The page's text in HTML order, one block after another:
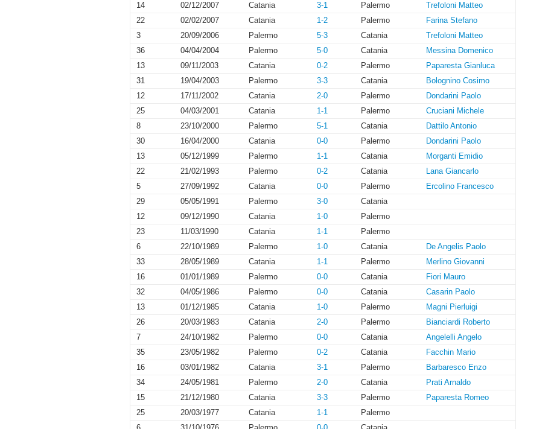
14
02/12/2007 Catania 3-1 Palermo
Trefoloni Matteo
22
02/02/2007 Catania 1-2 Palermo
Farina Stefano
3
20/09/2006 Palermo 5-3 Catania
Trefoloni Matteo
36
04/04/2004 Palermo 5-0 Catania
Messina Domenico
13
09/11/2003 Catania 0-2 Palermo
Paparesta Gianluca
31
19/04/2003 Palermo 3-3 Catania
Bolognino Cosimo
12
17/11/2002 Catania 2-0 Palermo
Dondarini Paolo
25
04/03/2001 Catania 1-1 Palermo
Cruciani Michele
8
23/10/2000 Palermo 5-1 Catania
Dattilo Antonio
30
16/04/2000 Catania 0-0 Palermo
Dondarini Paolo
13
05/12/1999 Palermo 1-1 Catania
Morganti Emidio
22
21/02/1993 Palermo 0-2 Catania
Lana Giancarlo
5
27/09/1992 Catania 0-0 Palermo
Ercolino Francesco
29
05/05/1991 Palermo 3-0
Catania
12
09/12/1990 Catania 1-0
Palermo
23
11/03/1990 Catania 1-1
Palermo
6
22/10/1989 Palermo 1-0 Catania
De Angelis Paolo
33
28/05/1989 Catania 1-1 Palermo
Merlino Giovanni
16
01/01/1989 Palermo 0-0 Catania
Fiori Mauro
32
04/05/1986 Palermo 0-0 Catania
Casarin Paolo
13
01/12/1985 Catania 1-0 Palermo
Magni Pierluigi
26
20/03/1983 Catania 2-0 Palermo
Bianciardi Roberto
7
24/10/1982 Palermo 0-0 Catania
Angelelli Angelo
35
23/05/1982 Palermo 0-2 Catania
Facchin Mario
16
03/01/1982 Catania 3-1 Palermo
Barbaresco Enzo
34
24/05/1981 Palermo 2-0 Catania
Prati Arnaldo
15
21/12/1980 Catania 3-3 Palermo
Paparesta Romeo
25
20/03/1977 Catania 1-1
Palermo